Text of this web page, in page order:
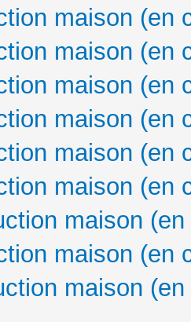
maison (en
maison (en
maison (en
maison (en
maison (en
maison (en
maison
maison (en
maison